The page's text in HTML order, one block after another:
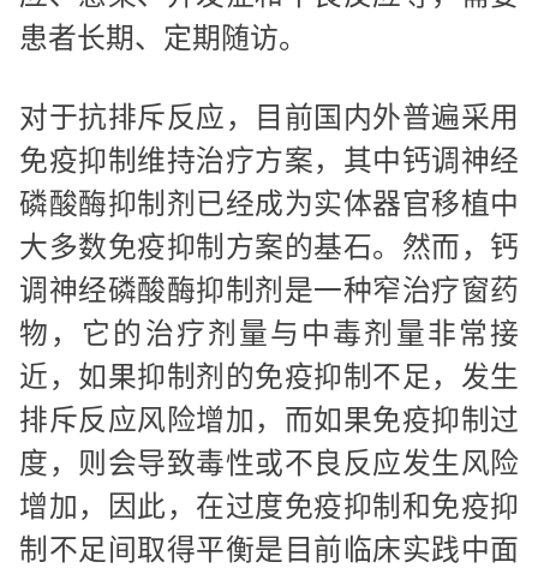
患者长期、定期随访。
对于抗排斥反应，目前国内外普遍采用
免疫抑制维持治疗方案，其中钙调神经
磷酸酶抑制剂已经成为实体器官移植中
大多数免疫抑制方案的基石。然而，钙
调神经磷酸酶抑制剂是一种窄治疗窗药
物，它的治疗剂量与中毒剂量非常接
近，如果抑制剂的免疫抑制不足，发生
排斥反应风险增加，而如果免疫抑制过
度，则会导致毒性或不良反应发生风险
增加，因此，在过度免疫抑制和免疫抑
制不足间取得平衡是目前临床实践中面